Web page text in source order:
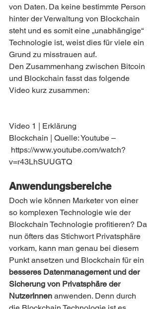
von Daten. Da keine bestimmte Person
hinter der Verwaltung von Blockchain
steht und es somit eine „unabhängige“
Technologie ist, weist dies für viele ein
Grund zu misstrauen auf.
Den Zusammenhang zwischen Bitcoin
und Blockchain fasst das folgende
Video kurz zusammen:
Video 1 | Erklärung
Blockchain | Quelle: Youtube –
https://www.youtube.com/watch?
v=r43LhSUUGTQ
Anwendungsbereiche
Doch wie können Marketer von einer
so komplexen Technologie wie der
Blockchain Technologie profitieren? Da
nun öfters das Stichwort Privatsphäre
vorkam, kann man genau bei diesem
Punkt ansetzen und Blockchain für ein
besseres Datenmanagement und der
Sicherung von Privatsphäre der
NutzerInnen anwenden. Denn durch